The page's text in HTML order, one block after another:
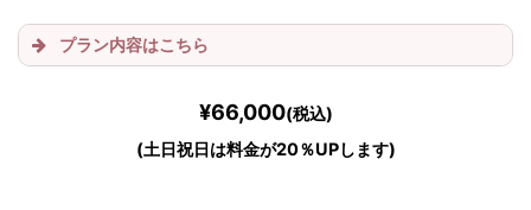
プラン内容はこちら
¥66,000(税込)
(土日祝日は料金が20％UPします)